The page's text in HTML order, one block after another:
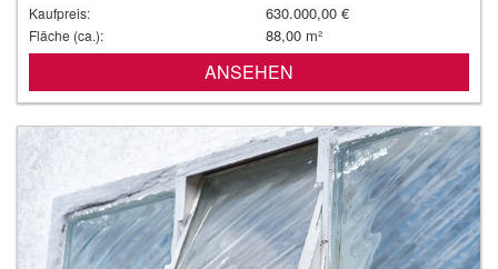
Kaufpreis:
630.000,00 €
Fläche (ca.): 88,00 m²
ANSEHEN